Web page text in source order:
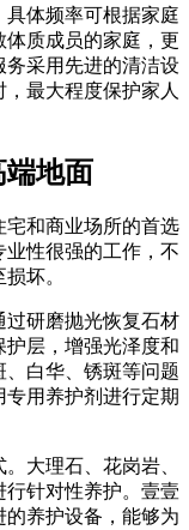
体频率可根据家庭
质成员的家庭，更
务采用先进的清洁设
最大程度保护家人
端地面
宅和商业场所的首选
性很强的工作，不
坏。
过研磨抛光恢复石材
层，增强光泽度和
白华、锈斑等问题
用养护剂进行定期
大理石、花岗岩、
针对性养护。壹壹
养护设备，能够为